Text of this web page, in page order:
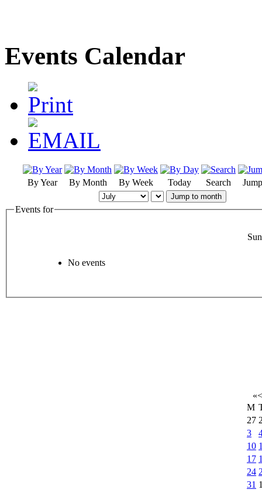
Events Calendar
By Year By Month By Week Today Search
Jump to month
Events for
No events
«<
M
27
3
10
17
24
31